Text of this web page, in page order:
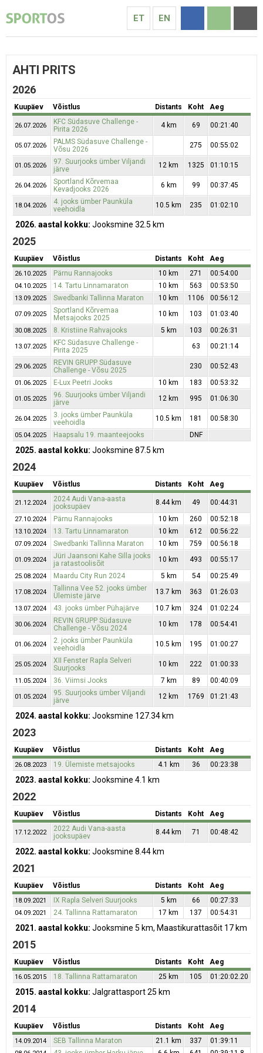
ET EN
AHTI PRITS
2026
Kuupäev Võistlus Distants Koht Aeg
26.07.2026
KFC Südasuve Challenge -
Pirita 2026
4 km 69 00:21:40
05.07.2026
PALMS Südasuve Challenge -
Võsu 2026
275 00:55:02
01.05.2026
97. Suurjooks ümber Viljandi
järve
12 km 1325 01:10:15
26.04.2026
Sportland Kõrvemaa
Kevadjooks 2026
6 km 99 00:37:45
18.04.2026
4. jooks ümber Paunküla
veehoidla
10.5 km 235 01:02:10
2026. aastal kokku: Jooksmine 32.5 km
2025
Kuupäev Võistlus Distants Koht Aeg
26.10.2025 Pärnu Rannajooks 10 km 271 00:54:00
04.10.2025 14. Tartu Linnamaraton 10 km 563 00:53:50
13.09.2025 Swedbanki Tallinna Maraton 10 km 1106 00:56:12
07.09.2025
Sportland Kõrvemaa
Metsajooks 2025
10 km 103 01:03:40
30.08.2025 8. Kristiine Rahvajooks 5 km 103 00:26:31
13.07.2025
KFC Südasuve Challenge -
Pirita 2025
63 00:21:14
29.06.2025
REVIN GRUPP Südasuve
Challenge - Võsu 2025
230 00:52:43
01.06.2025 E-Lux Peetri Jooks 10 km 183 00:53:32
01.05.2025
96. Suurjooks ümber Viljandi
järve
12 km 995 01:06:30
26.04.2025
3. jooks ümber Paunküla
veehoidla
10.5 km 181 00:58:30
05.04.2025 Haapsalu 19. maanteejooks DNF
2025. aastal kokku: Jooksmine 87.5 km
2024
Kuupäev Võistlus Distants Koht Aeg
21.12.2024
2024 Audi Vana-aasta
jooksupäev
8.44 km 49 00:44:31
27.10.2024 Pärnu Rannajooks 10 km 260 00:52:18
13.10.2024 13. Tartu Linnamaraton 10 km 612 00:56:22
07.09.2024 Swedbanki Tallinna Maraton 10 km 759 00:56:18
01.09.2024
Jüri Jaansoni Kahe Silla jooks
ja ratastoolisõit
10 km 493 00:55:17
25.08.2024 Maardu City Run 2024 5 km 54 00:25:49
17.08.2024
Tallinna Vee 52. jooks ümber
Ülemiste järve
13.7 km 363 01:26:03
13.07.2024 43. jooks ümber Pühajärve 10.7 km 324 01:02:24
30.06.2024
REVIN GRUPP Südasuve
Challenge - Võsu 2024
10 km 178 00:54:41
01.06.2024
2. jooks ümber Paunküla
veehoidla
10.5 km 195 01:00:27
25.05.2024
XII Fenster Rapla Selveri
Suurjooks
10 km 222 01:00:33
11.05.2024 36. Viimsi Jooks 7 km 89 00:40:09
01.05.2024
95. Suurjooks ümber Viljandi
järve
12 km 1769 01:21:43
2024. aastal kokku: Jooksmine 127.34 km
2023
Kuupäev Võistlus Distants Koht Aeg
26.08.2023 19. Ülemiste metsajooks 4.1 km 36 00:23:38
2023. aastal kokku: Jooksmine 4.1 km
2022
Kuupäev Võistlus Distants Koht Aeg
17.12.2022
2022 Audi Vana-aasta
jooksupäev
8.44 km 71 00:48:42
2022. aastal kokku: Jooksmine 8.44 km
2021
Kuupäev Võistlus Distants Koht Aeg
18.09.2021 IX Rapla Selveri Suurjooks 5 km 66 00:27:33
04.09.2021 24. Tallinna Rattamaraton 17 km 137 00:54:31
2021. aastal kokku: Jooksmine 5 km, Maastikurattasõit 17 km
2015
Kuupäev Võistlus Distants Koht Aeg
16.05.2015 18. Tallinna Rattamaraton 25 km 105 01:20:02.20
2015. aastal kokku: Jalgrattasport 25 km
2014
Kuupäev Võistlus Distants Koht Aeg
14.09.2014 SEB Tallinna Maraton 21.1 km 337 01:39:11